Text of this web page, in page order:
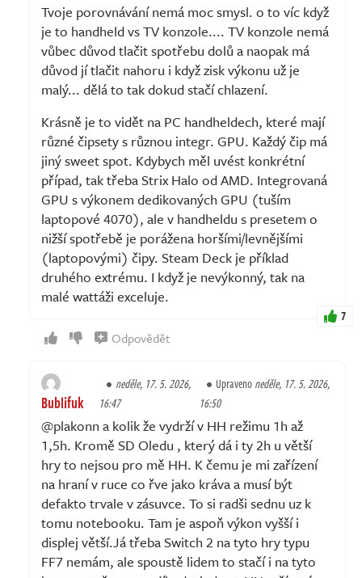
Tvoje porovnávání nemá moc smysl. o to víc když
je to handheld vs TV konzole.... TV konzole nemá
vůbec důvod tlačit spotřebu dolů a naopak má
důvod jí tlačit nahoru i když zisk výkonu už je
malý... dělá to tak dokud stačí chlazení.
Krásně je to vidět na PC handheldech, které mají
různé čipsety s různou integr. GPU. Každý čip má
jiný sweet spot. Kdybych měl uvést konkrétní
případ, tak třeba Strix Halo od AMD. Integrovaná
GPU s výkonem dedikovaných GPU (tuším
laptopové 4070), ale v handheldu s presetem o
nižší spotřebě je porážena horšími/levnějšími
(laptopovými) čipy. Steam Deck je příklad
druhého extrému. I když je nevýkonný, tak na
malé wattáži exceluje.
7
Odpovědět
Bublifuk
neděle, 17. 5. 2026,
16:47
Upravenoneděle, 17. 5. 2026,
16:50
@plakonn a kolik že vydrží v HH režimu 1h až
1,5h. Kromě SD Oledu , který dá i ty 2h u větší
hry to nejsou pro mě HH. K čemu je mi zařízení
na hraní v ruce co řve jako kráva a musí být
defakto trvale v zásuvce. To si radši sednu uz k
tomu notebooku. Tam je aspoň výkon vyšší i
displej větší.Já třeba Switch 2 na tyto hry typu
FF7 nemám, ale spoustě lidem to stačí i na tyto